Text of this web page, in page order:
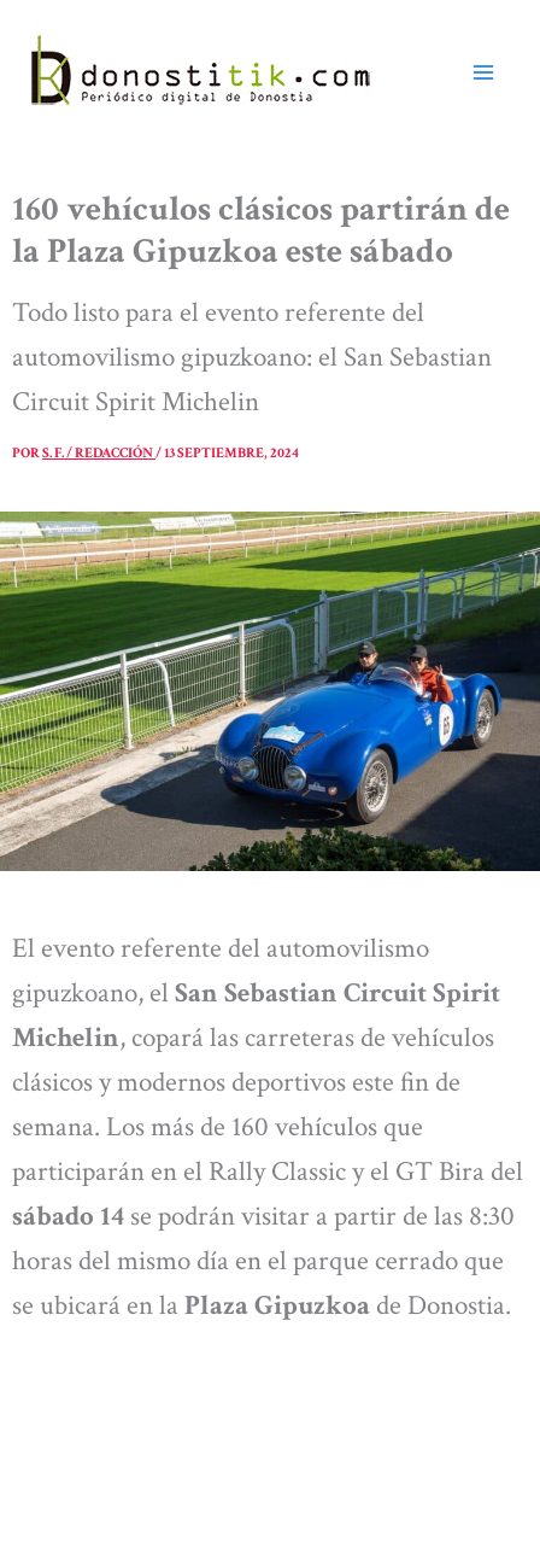
contenido
160 vehículos clásicos partirán de
la Plaza Gipuzkoa este sábado
Todo listo para el evento referente del
automovilismo gipuzkoano: el San Sebastian
Circuit Spirit Michelin
PORS. F. / REDACCIÓN/13 SEPTIEMBRE, 2024
El evento referente del automovilismo
gipuzkoano, el San Sebastian Circuit Spirit
Michelin, copará las carreteras de vehículos
clásicos y modernos deportivos este fin de
semana. Los más de 160 vehículos que
participarán en el Rally Classic y el GT Bira del
sábado 14 se podrán visitar a partir de las 8:30
horas del mismo día en el parque cerrado que
se ubicará en la Plaza Gipuzkoa de Donostia.